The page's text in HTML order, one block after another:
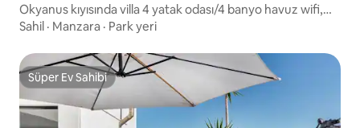
Okyanus kıyısında villa 4 yatak odası/4 banyo havuz wifi,
güneş enerjisi
Sahil · Manzara · Park yeri
Süper Ev Sahibi
Süper Ev Sahibi